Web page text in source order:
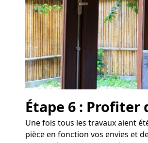
Étape 6 : Profiter
Une fois tous les travaux aient
pièce en fonction vos envies et